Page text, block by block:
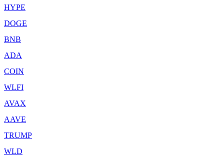
HYPE
DOGE
BNB
ADA
COIN
WLFI
AVAX
AAVE
TRUMP
WLD